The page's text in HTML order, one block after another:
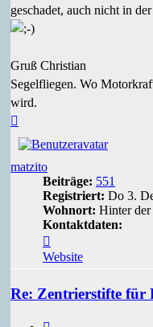
geschadet, auch nicht in
Gruß Christian
Segelfliegen. Wo
wird.
matzito
Beiträge: 551
Registriert: Do 3.
Wohnort: Hinter der
Kontaktdaten:
von
matzito
Website
Re: Zentrierstifte für